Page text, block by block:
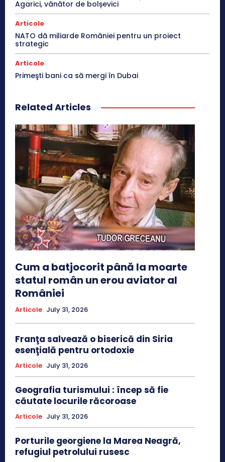
Agarici, vânător de bolșevici
Articole
NATO dă miliarde României pentru un proiect
strategic
Articole
Primeşti bani ca să mergi în Dubai
Related Articles
Cum a batjocorit până la moarte
statul român un erou aviator al
României
Articole July 31, 2026
Franţa salvează o biserică din Siria
esenţială pentru ortodoxie
Articole July 31, 2026
Geografia turismului : încep să fie
căutate locurile răcoroase
Articole July 31, 2026
Porturile georgiene la Marea Neagră,
refugiul petrolului rusesc